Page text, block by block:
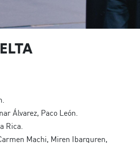
Álvarez, Paco León.
Rica.
Machi, Miren Ibarguren,